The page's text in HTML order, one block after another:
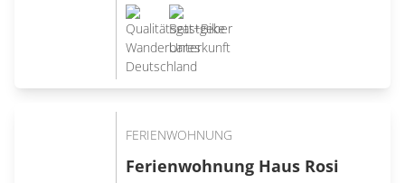
FERIENWOHNUNG
Ferienwohnung Haus Rosi